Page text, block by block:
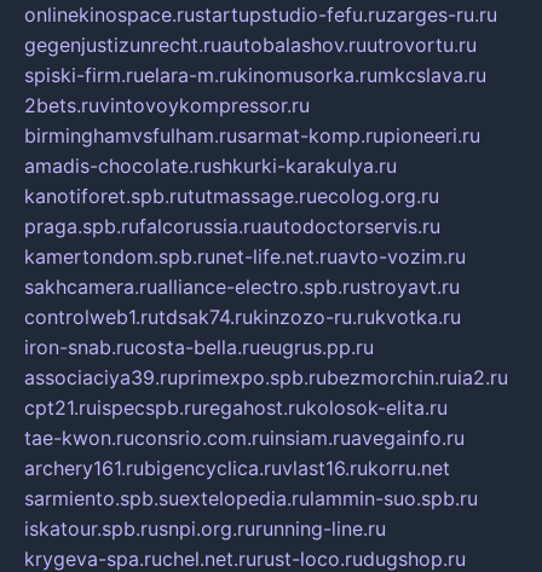
onlinekinospace.rustartupstudio-fefu.ruzarges-ru.ru
gegenjustizunrecht.ruautobalashov.ruutrovortu.ru
spiski-firm.ruelara-m.rukinomusorka.rumkcslava.ru
2bets.ruvintovoykompressor.ru
birminghamvsfulham.rusarmat-komp.rupioneeri.ru
amadis-chocolate.rushkurki-karakulya.ru
kanotiforet.spb.rututmassage.ruecolog.org.ru
praga.spb.rufalcorussia.ruautodoctorservis.ru
kamertondom.spb.runet-life.net.ruavto-vozim.ru
sakhcamera.rualliance-electro.spb.rustroyavt.ru
controlweb1.rutdsak74.rukinzozo-ru.rukvotka.ru
iron-snab.rucosta-bella.rueugrus.pp.ru
associaciya39.ruprimexpo.spb.rubezmorchin.ruia2.ru
cpt21.ruispecspb.ruregahost.rukolosok-elita.ru
tae-kwon.ruconsrio.com.ruinsiam.ruavegainfo.ru
archery161.rubigencyclica.ruvlast16.rukorru.net
sarmiento.spb.suextelopedia.rulammin-suo.spb.ru
iskatour.spb.rusnpi.org.rurunning-line.ru
krygeva-spa.ruchel.net.rurust-loco.rudugshop.ru